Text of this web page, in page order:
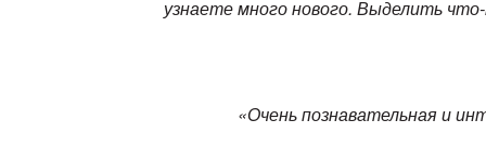
узнаете много нового. Выделить
«Очень познавательная и